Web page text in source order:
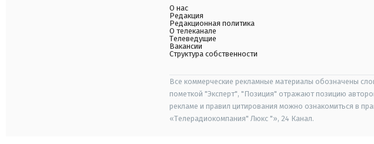
О нас
Редакция
Редакционная политика
О телеканале
Телеведущие
Вакансии
Структура собственности
Все коммерческие рекламные материалы обозначены
пометкой "Эксперт", "Позиция" отражают позицию
рекламе и правил цитирования можно ознакомиться в
«Телерадиокомпания" Люкс "», 24 Канал.